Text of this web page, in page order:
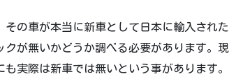
その車が本当に新車として日本に輸入された
クが無いかどうか調べる必要があります。現
実際は新車では無いという事があります。